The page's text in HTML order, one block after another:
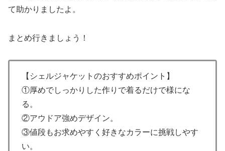
て助かりましたよ。
まとめ行きましょう！
【シェルジャケットのおすすめポイント】
①厚めでしっかりした作りで着るだけで様にな
る。
②アウドア強めデザイン。
③値段もお求めやすく好きなカラーに挑戦しやす
い。